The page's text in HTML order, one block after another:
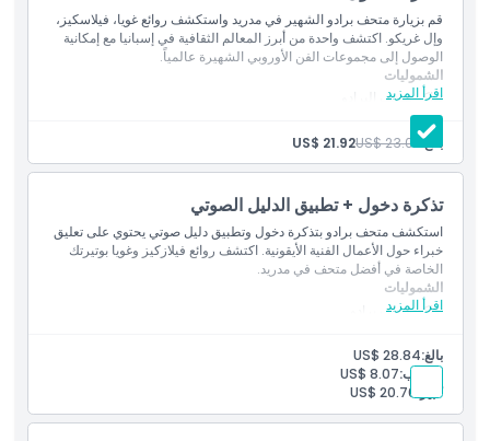
سياسة الإلغاء
قم بزيارة متحف برادو الشهير في مدريد واستكشف روائع غويا، فيلاسكيز،
وإل غريكو. اكتشف واحدة من أبرز المعالم الثقافية في إسبانيا مع إمكانية
الوصول إلى مجموعات الفن الأوروبي الشهيرة عالمياً.
اقرأ المزيد
الشموليات
تذاكر متحف البرادو
مدخل مخصص للمجموعة الدائمة عبر مدخل جيرونيموس
بالغ:US$ 23.07
US$ 21.92
تذكرة دخول + تطبيق الدليل الصوتي
استكشف متحف برادو بتذكرة دخول وتطبيق دليل صوتي يحتوي على تعليق
خبراء حول الأعمال الفنية الأيقونية. اكتشف روائع فيلازكيز وغويا بوتيرتك
الخاصة في أفضل متحف في مدريد.
اقرأ المزيد
الشموليات
تذاكر متحف برادو
بالغ:US$ 28.84
الشباب:US$ 8.07
كبير:
US$ 20.76